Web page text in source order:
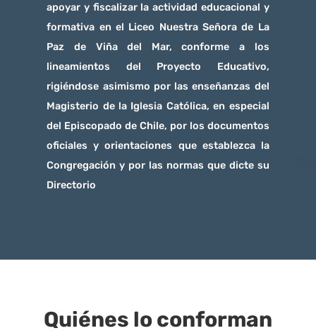
apoyar y fiscalizar la actividad educacional y
formativa en el Liceo Nuestra Señora de La
Paz de Viña del Mar, conforme a los
lineamientos del Proyecto Educativo,
rigiéndose asimismo por las enseñanzas del
Magisterio de la Iglesia Católica, en especial
del Episcopado de Chile, por los documentos
oficiales y orientaciones que establezca la
Congregación y por las normas que dicte su
Directorio
Quiénes lo conforman